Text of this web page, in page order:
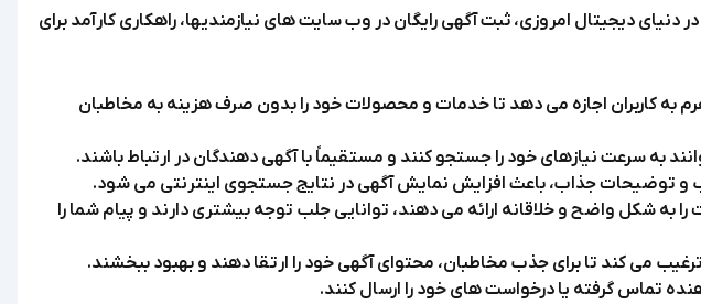
دیجیتال امروزی، ثبت آگهی رایگان در وب سایت های نیازمندیها، راهکاری کارآمد برای
به کاربران اجازه می دهد تا خدمات و محصولات خود را بدون صرف هزینه به مخاطبان
به سرعت نیازهای خود را جستجو کنند و مستقیماً با آگهی دهندگان در ارتباط باشند.
و توضیحات جذاب، باعث افزایش نمایش آگهی در نتایج جستجوی اینترنتی می شود.
شکل واضح و خلاقانه ارائه می دهند، توانایی جلب توجه بیشتری دارند و پیام شما را
ترغیب می کند تا برای جذب مخاطبان، محتوای آگهی خود را ارتقا دهند و بهبود ببخشند.
تماس گرفته یا درخواست های خود را ارسال کنند.